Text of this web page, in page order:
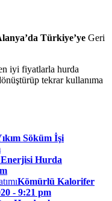
Türkiye’ye Geri
iyi fiyatlarla hurda
tekrar kullanıma
Söküm İşi
Enerjisi Hurda
Kömürlü Kalorifer
- 9:21 pm